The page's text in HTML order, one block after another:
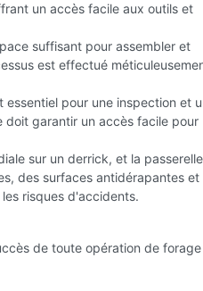
un accès facile aux outils et
suffisant pour assembler et
est effectué
essentiel pour une inspection et
doit garantir un accès facile pour
sur un derrick, et la passerelle
des surfaces antidérapantes et
risques d'accidents.
de toute opération de forage